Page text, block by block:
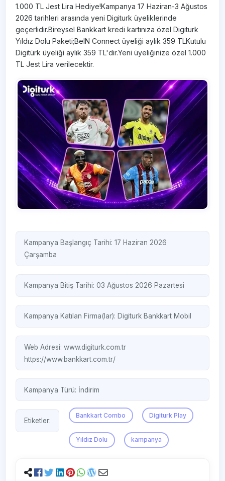
1.000 TL Jest Lira Hediye!Kampanya 17 Haziran-3 Ağustos
2026 tarihleri arasında yeni Digiturk üyeliklerinde
geçerlidir.Bireysel Bankkart kredi kartınıza özel Digiturk
Yıldız Dolu Paketi;BeIN Connect üyeliği aylık 359 TLKutulu
Digitürk üyeliği aylık 359 TL'dir.Yeni üyeliğinize özel 1.000
TL Jest Lira verilecektir.
Kampanya Başlangıç Tarihi: 17 Haziran 2026
Çarşamba
Kampanya Bitiş Tarihi: 03 Ağustos 2026 Pazartesi
Kampanya Katılan Firma(lar): Digiturk Bankkart Mobil
Web Adresi:www.digiturk.com.tr
https://www.bankkart.com.tr/
Kampanya Türü: İndirim
Etiketler:
Bankkart Combo Digiturk Play
Yıldız Dolu kampanya